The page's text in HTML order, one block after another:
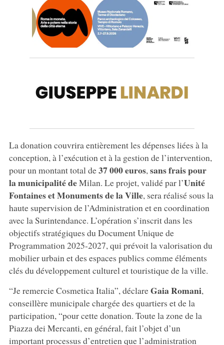
La donation couvrira entièrement les dépenses liées à la
conception, à l’exécution et à la gestion de l’intervention,
pour un montant total de37 000 euros, sans frais pour
la municipalité deMilan. Le projet, validé par l’Unité
Fontaines et Monuments de la Ville, sera réalisé sous la
haute supervision de l’Administration et en coordination
avec la Surintendance. L’opération s’inscrit dans les
objectifs stratégiques du Document Unique de
Programmation 2025-2027, qui prévoit la valorisation du
mobilier urbain et des espaces publics comme éléments
clés du développement culturel et touristique de la ville.
“Je remercie Cosmetica Italia”, déclareGaia Romani,
conseillère municipale chargée des quartiers et de la
participation, “pour cette donation. Toute la zone de la
Piazza dei Mercanti, en général, fait l’objet d’un
important processus d’entretien que l’administration